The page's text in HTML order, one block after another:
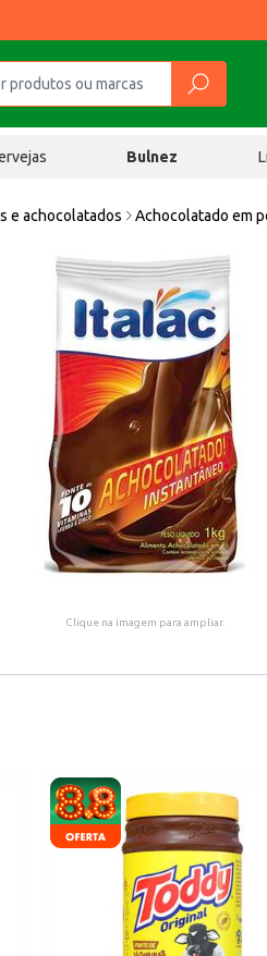
Bulnez
e achocolatados Achocolatado em
Clique na imagem para ampliar.